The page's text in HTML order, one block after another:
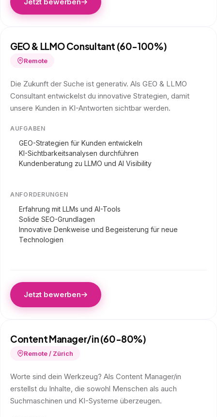
GEO & LLMO Consultant (60-100%)
Remote
Die Zukunft der Suche ist generativ. Als GEO & LLMO
Consultant entwickelst du innovative Strategien, damit
unsere Kunden in KI-Antworten sichtbar werden.
AUFGABEN
GEO-Strategien für Kunden entwickeln
KI-Sichtbarkeitsanalysen durchführen
Kundenberatung zu LLMO und AI Visibility
ANFORDERUNGEN
Erfahrung mit LLMs und AI-Tools
Solide SEO-Grundlagen
Innovative Denkweise und Begeisterung für neue
Technologien
Jetzt bewerben
Content Manager/in (60-80%)
Remote / Zürich
Worte sind dein Werkzeug? Als Content Manager/in
erstellst du Inhalte, die sowohl Menschen als auch
Suchmaschinen und KI-Systeme überzeugen.